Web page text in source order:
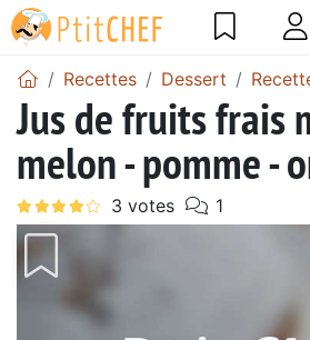
Recettes Dessert
Jus de fruits frais
melon - pomme -